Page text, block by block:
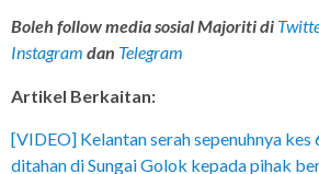
Boleh follow media sosial Majoriti di
Instagram dan Telegram
Artikel Berkaitan:
[VIDEO] Kelantan serah sepenuhnya
ditahan di Sungai Golok kepada pihak